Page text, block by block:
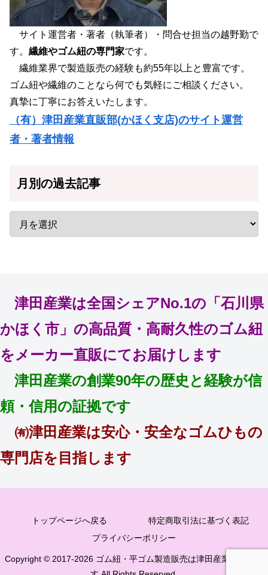
サイト運営者・著者（執筆者）・問合せ担当の越野勤で
す。 繊維やゴム紐の専門家です。
繊維業界で製造販売の経験も約55年以上と豊富です。
ゴム紐や繊維のことなら何でも気軽にご相談ください。
真摯に丁寧にお答えいたします。
（有）津田産業直販部(かほく支店)のサイト運営
者・著者情報
月別の過去記事
津田産業は全国シェアNo.1の「石川県
かほく市」の高品質・高耐久性のゴム紐
をメーカー直販にてお届けします
津田産業の創業90年の歴史と経験が信
頼・信用の証拠です
㈲津田産業は安心・安全なゴムひもの
専門店を目指します
トップページへ戻る
特定商取引法に基づく表記
プライバシーポリシー
Copyright © 2017-2026 ゴム紐・平ゴム製造販売は津田産業直販部で